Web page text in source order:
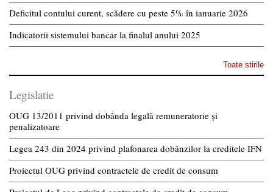
Deficitul contului curent, scădere cu peste 5% în ianuarie 2026
Indicatorii sistemului bancar la finalul anului 2025
Toate stirile
Legislatie
OUG 13/2011 privind dobânda legală remuneratorie și
penalizatoare
Legea 243 din 2024 privind plafonarea dobânzilor la creditele IFN
Proiectul OUG privind contractele de credit de consum